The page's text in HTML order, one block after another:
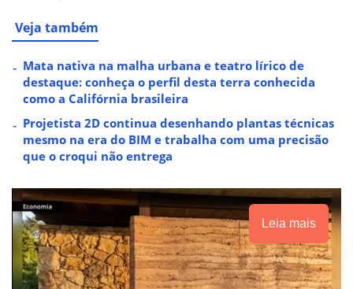
Veja também
Mata nativa na malha urbana e teatro lírico de
destaque: conheça o perfil desta terra conhecida
como a Califórnia brasileira
Projetista 2D continua desenhando plantas técnicas
mesmo na era do BIM e trabalha com uma precisão
que o croqui não entrega
Leia mais